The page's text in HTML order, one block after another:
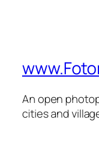
An open
cities and